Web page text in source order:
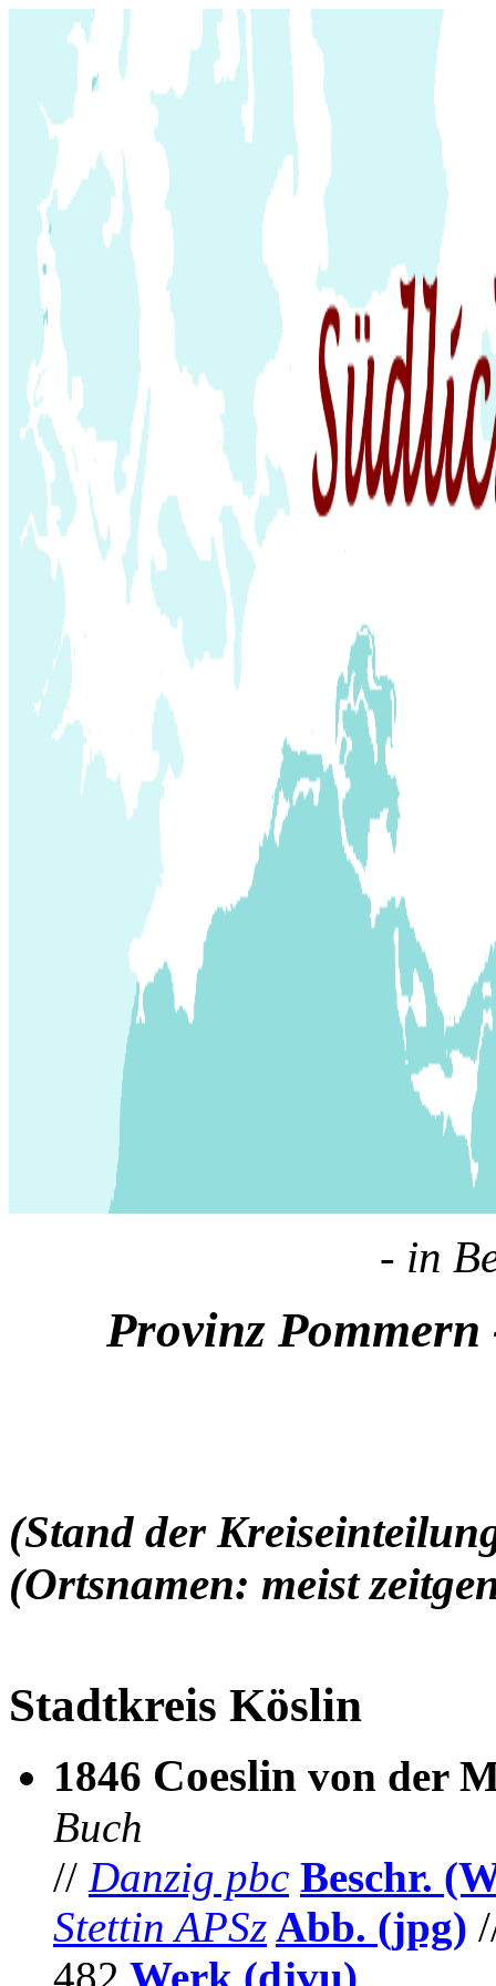
- in
Provinz
(Stand der
(Ortsnamen: meist
Stadtkreis Köslin
1846 Coeslin von der
Buch
// Danzig pbc Beschr.
Stettin APSzAbb. (jpg)